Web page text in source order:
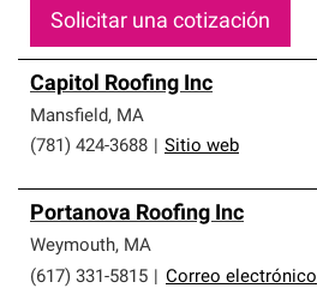
Solicitar una cotización
Capitol Roofing Inc
Mansfield, MA
(781) 424-3688
Sitio web
Portanova Roofing Inc
Weymouth, MA
(617) 331-5815
Correo electrónico